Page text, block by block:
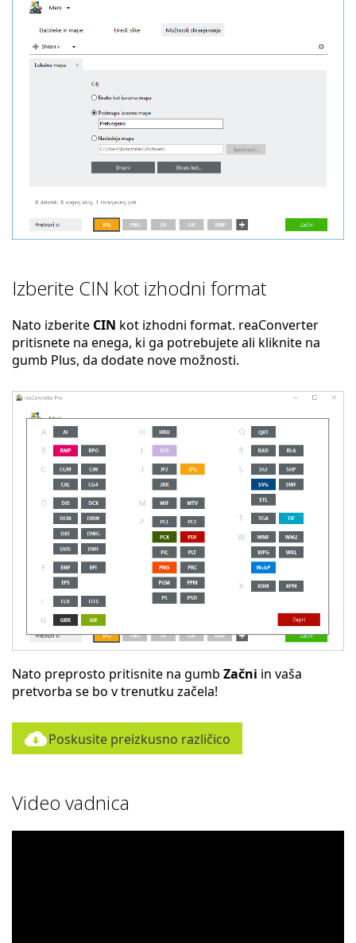
Izberite CIN kot izhodni format
Nato izberite CIN kot izhodni format. reaConverter
pritisnete na enega, ki ga potrebujete ali kliknite na
gumb Plus, da dodate nove možnosti.
Nato preprosto pritisnite na gumb Začni in vaša
pretvorba se bo v trenutku začela!
Poskusite preizkusno različico
Video vadnica